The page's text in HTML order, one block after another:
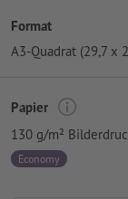
Format
A3-Quadrat (29,7 x
Papier
130 g/m²
Economy